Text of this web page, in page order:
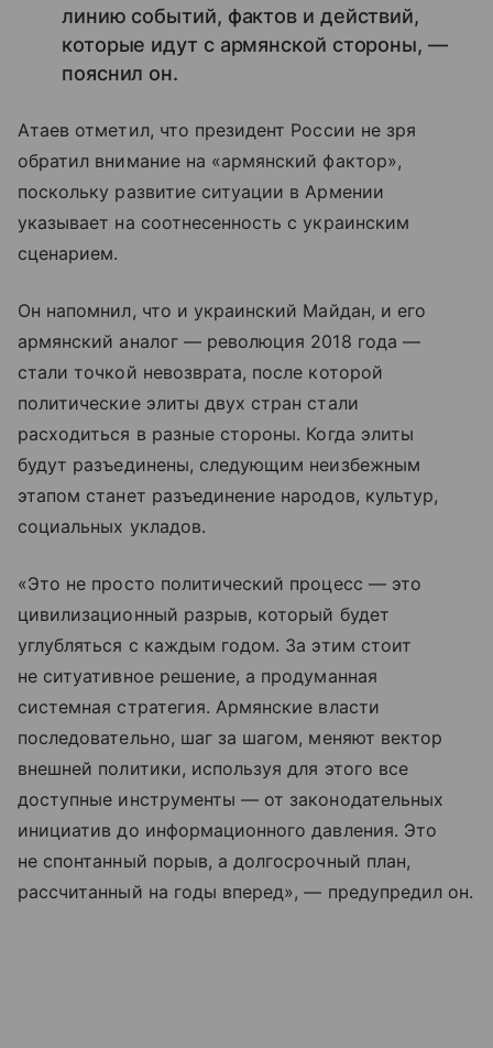
линию событий, фактов и действий,
которые идут с армянской стороны, —
пояснил он.
Атаев отметил, что президент России не зря
обратил внимание на «армянский фактор»,
поскольку развитие ситуации в Армении
указывает на соотнесенность с украинским
сценарием.
Он напомнил, что и украинский Майдан, и его
армянский аналог — революция 2018 года —
стали точкой невозврата, после которой
политические элиты двух стран стали
расходиться в разные стороны. Когда элиты
будут разъединены, следующим неизбежным
этапом станет разъединение народов, культур,
социальных укладов.
«Это не просто политический процесс — это
цивилизационный разрыв, который будет
углубляться с каждым годом. За этим стоит
не ситуативное решение, а продуманная
системная стратегия. Армянские власти
последовательно, шаг за шагом, меняют вектор
внешней политики, используя для этого все
доступные инструменты — от законодательных
инициатив до информационного давления. Это
не спонтанный порыв, а долгосрочный план,
рассчитанный на годы вперед», — предупредил он.